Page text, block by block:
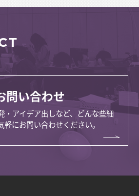
問い合わせ
・アイデア出しなど、どんな些細
軽にお問い合わせください。